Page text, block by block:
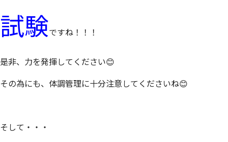
試験ですね！！！
是非、力を発揮してください😊
その為にも、体調管理に十分注意してくださいね😊
そして・・・